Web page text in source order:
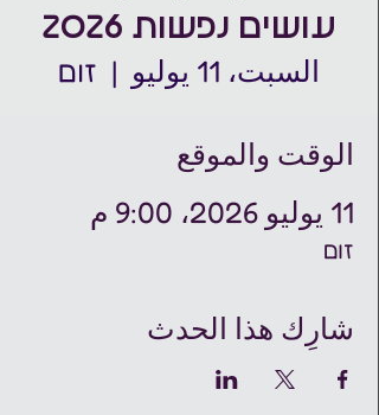
עושים נפשות 2026
السبت، 11 يوليو
  |
זום
الوقت والموقع
11 يوليو 2026، 9:00 م
זום
شارِك هذا الحدث